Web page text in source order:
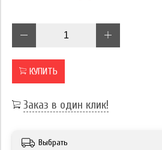
КУПИТЬ
Заказ в один клик!
Выбрать